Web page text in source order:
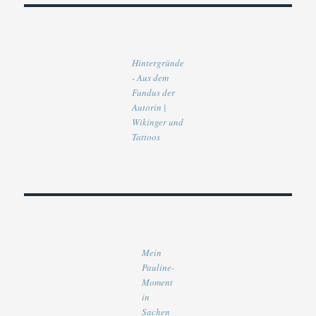
Hintergründe
- Aus dem
Fundus der
Autorin |
Wikinger und
Tattoos
Mein
Pauline-
Moment
in
Sachen